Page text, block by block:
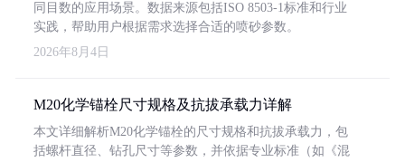
同目数的应用场景。数据来源包括ISO 8503-1标准和行业
实践，帮助用户根据需求选择合适的喷砂参数。
2026年8月4日
M20化学锚栓尺寸规格及抗拔承载力详解
本文详细解析M20化学锚栓的尺寸规格和抗拔承载力，包
括螺杆直径、钻孔尺寸等参数，并依据专业标准（如《混